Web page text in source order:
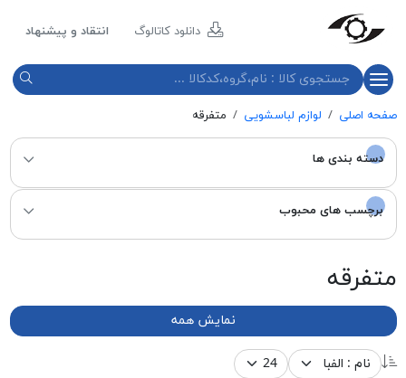
دانلود کاتالوگ انتقاد و پیشنهاد
صفحه اصلی لوازم لباسشویی متفرقه
دسته بندی ها
برچسب های محبوب
متفرقه
نمایش همه